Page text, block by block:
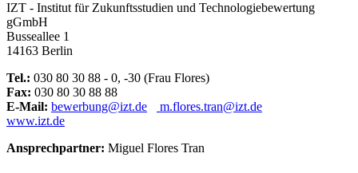
IZT - Institut für Zukunftsstudien und Technologiebewertung
gGmbH
Busseallee 1
14163 Berlin
Tel.: 030 80 30 88 - 0, -30 (Frau Flores)
Fax: 030 80 30 88 88
E-Mail: bewerbung@izt.de
m.flores.tran@izt.de
www.izt.de
Ansprechpartner: Miguel Flores Tran